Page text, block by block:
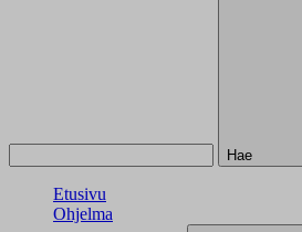
Hae
Etusivu
Ohjelma